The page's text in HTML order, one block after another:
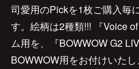
司愛用のPickを1枚ご購入毎
す。絵柄は2種類!!! 『Voice
ム用を、『BOWWOW G2
BOWWOW用をお付けいた